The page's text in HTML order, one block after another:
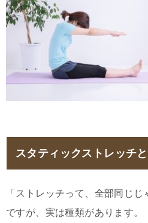
スタティックストレッチ
「ストレッチって、全部同じ
ですが、実は種類があります。